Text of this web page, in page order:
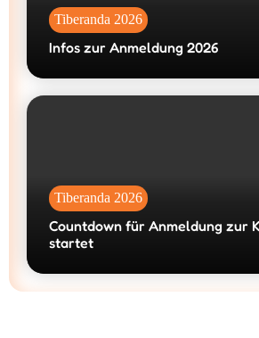
Tiberanda 2026
Infos zur Anmeldung 2026
Tiberanda 2026
Countdown für Anmeldung zur
startet